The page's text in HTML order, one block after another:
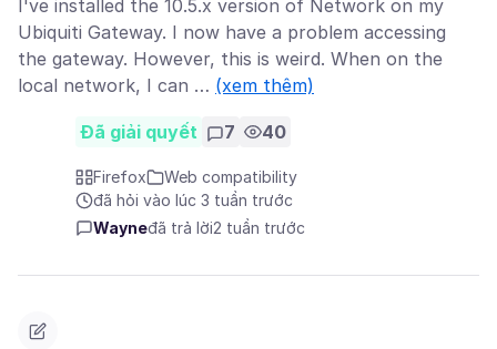
I've installed the 10.5.x version of Network on my
Ubiquiti Gateway. I now have a problem accessing
the gateway. However, this is weird. When on the
local network, I can … (xem thêm)
Đã giải quyết 7 40
Firefox
Web compatibility
đã hỏi vào lúc 3 tuần trước
Wayneđã trả lời2 tuần trước